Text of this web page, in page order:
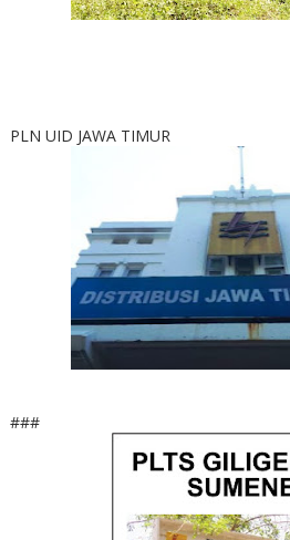
PLN UID JAWA TIMUR
###